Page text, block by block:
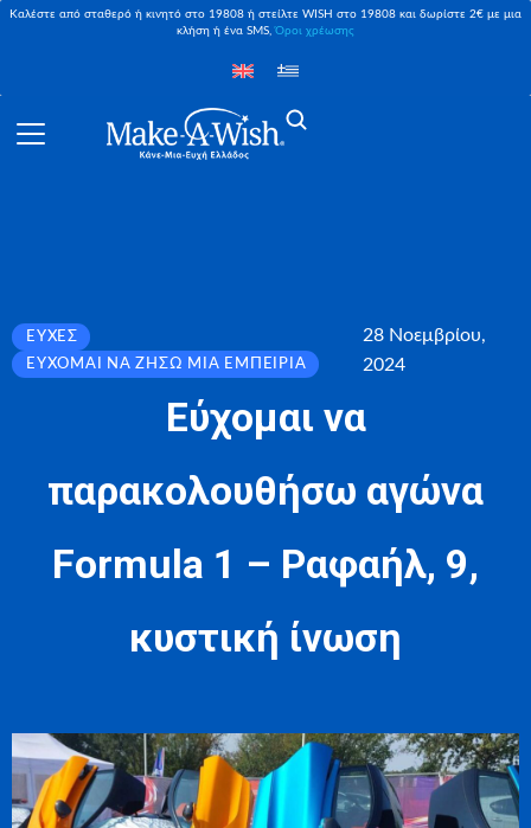
Καλέστε από σταθερό ή κινητό στο 19808 ή στείλτε WISH στο 19808 και δωρίστε 2€ με μια
κλήση ή ένα SMS,Όροι χρέωσης
ΕΥΧΈΣ
ΕΎΧΟΜΑΙ ΝΑ ΖΉΣΩ ΜΙΑ ΕΜΠΕΙΡΊΑ
28 Νοεμβρίου,
2024
Εύχομαι να
παρακολουθήσω αγώνα
Formula 1 – Ραφαήλ, 9,
κυστική ίνωση